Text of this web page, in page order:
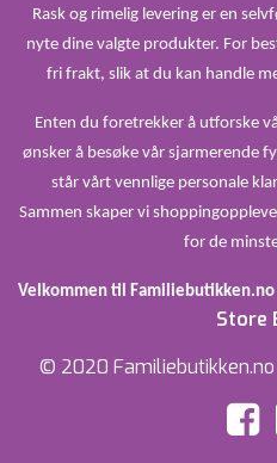
Rask og rimelig levering er en
nyte dine valgte produkter. For
fri frakt, slik at du kan handle
Enten du foretrekker å utforske
ønsker å besøke vår sjarmerende
står vårt vennlige personale
Sammen skaper vi
for de
Velkommen til Familiebutikken.no
Store
© 2020